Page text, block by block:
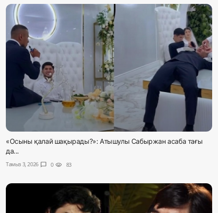
«Осыны қалай шақырады?»: Атышулы Сабыржан асаба тағы
да...
Тамыз 3, 2026 chat_bubble 0 visibility 83